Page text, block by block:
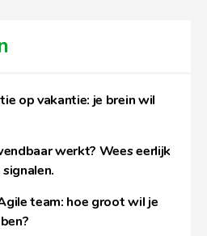
op vakantie: je brein wil
werkt? Wees eerlijk
team: hoe groot wil je